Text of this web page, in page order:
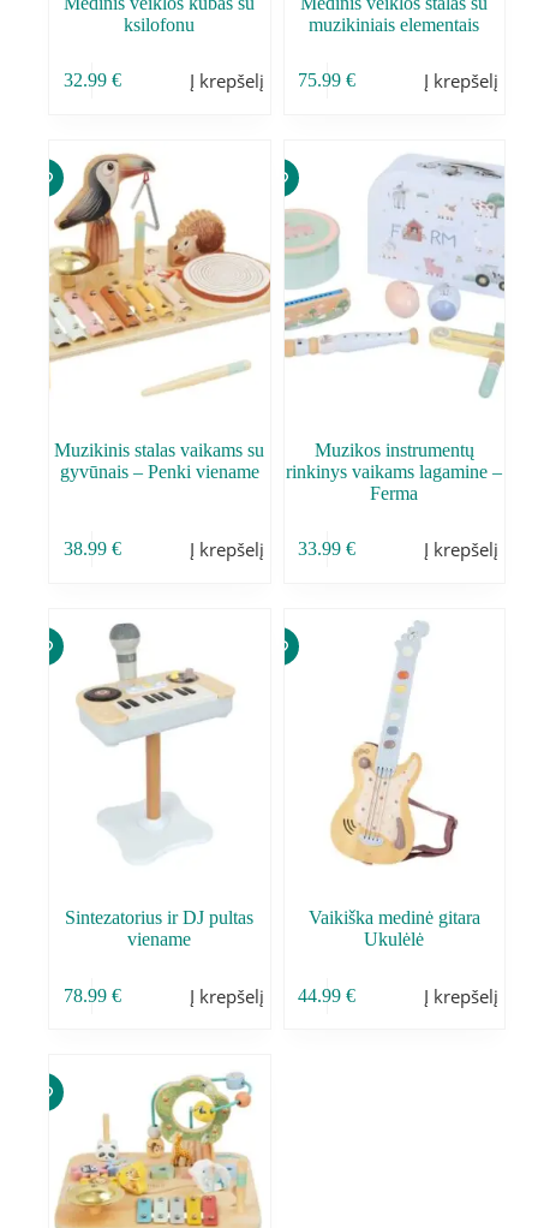
ksilofonu
32.99 € Į krepšelį
muzikiniais elementais
75.99€ Į krepšelį
Muzikinis stalas vaikams su
gyvūnais – Penki viename
38.99 € Į krepšelį
Muzikos instrumentų
rinkinys vaikams lagamine –
Ferma
33.99€ Į krepšelį
Sintezatorius ir DJ pultas
viename
78.99 € Į krepšelį
Vaikiška medinė gitara
Ukulėlė
44.99€ Į krepšelį